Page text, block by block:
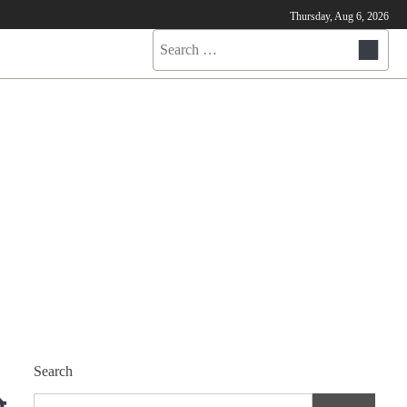
Thursday, Aug 6, 2026
Search
Search